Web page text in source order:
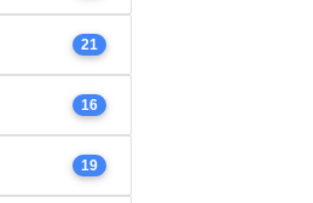
21
16
19